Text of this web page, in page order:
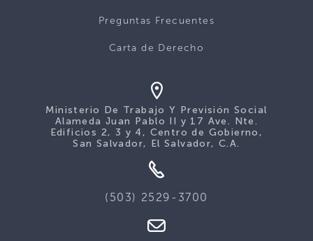
Preguntas Frecuentes
Carta de Derecho
Ministerio De Trabajo Y Previsión Social
Alameda Juan Pablo II y 17 Ave. Nte.
Edificios 2, 3 y 4, Centro de Gobierno,
San Salvador, El Salvador, C.A.
(503) 2529-3700